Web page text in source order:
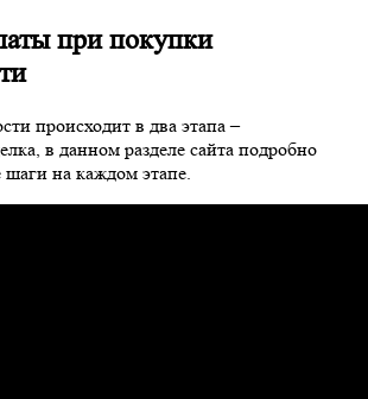
при покупки
происходит в два этапа –
в данном разделе сайта подробно
на каждом этапе.